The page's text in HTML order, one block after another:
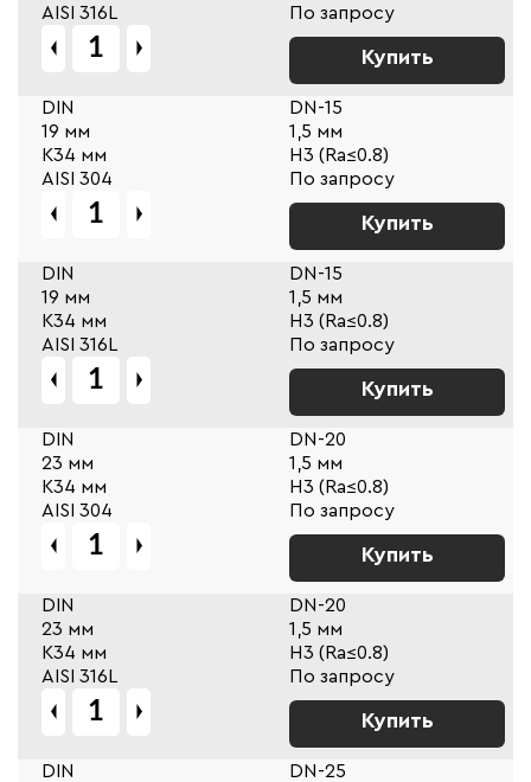
AISI 316L
По запросу
Купить
DIN
DN-15
19 мм
1,5 мм
К34 мм
Н3 (Ra≤0.8)
AISI 304
По запросу
Купить
DIN
DN-15
19 мм
1,5 мм
К34 мм
Н3 (Ra≤0.8)
AISI 316L
По запросу
Купить
DIN
DN-20
23 мм
1,5 мм
К34 мм
Н3 (Ra≤0.8)
AISI 304
По запросу
Купить
DIN
DN-20
23 мм
1,5 мм
К34 мм
Н3 (Ra≤0.8)
AISI 316L
По запросу
Купить
DIN
DN-25